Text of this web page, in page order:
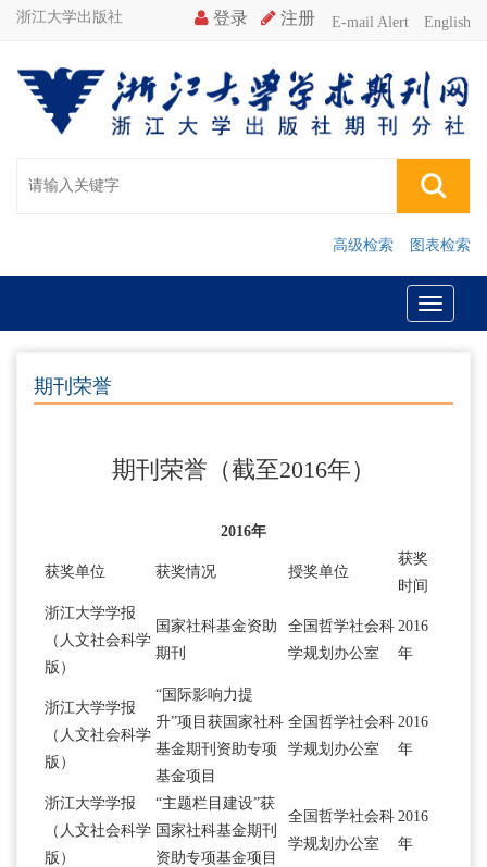
浙江大学出版社 E-mail Alert English
高级检索 图表检索
期刊荣誉
期刊荣誉（截至2016年）
2016年
获奖单位 获奖情况 授奖单位
获奖
时间
浙江大学学报
（人文社会科学
版）
国家社科基金资助
期刊
全国哲学社会科
学规划办公室
2016
年
浙江大学学报
（人文社会科学
版）
“国际影响力提
升”项目获国家社科
基金期刊资助专项
基金项目
全国哲学社会科
学规划办公室
2016
年
浙江大学学报
（人文社会科学
版）
“主题栏目建设”获
国家社科基金期刊
资助专项基金项目
全国哲学社会科
学规划办公室
2016
年